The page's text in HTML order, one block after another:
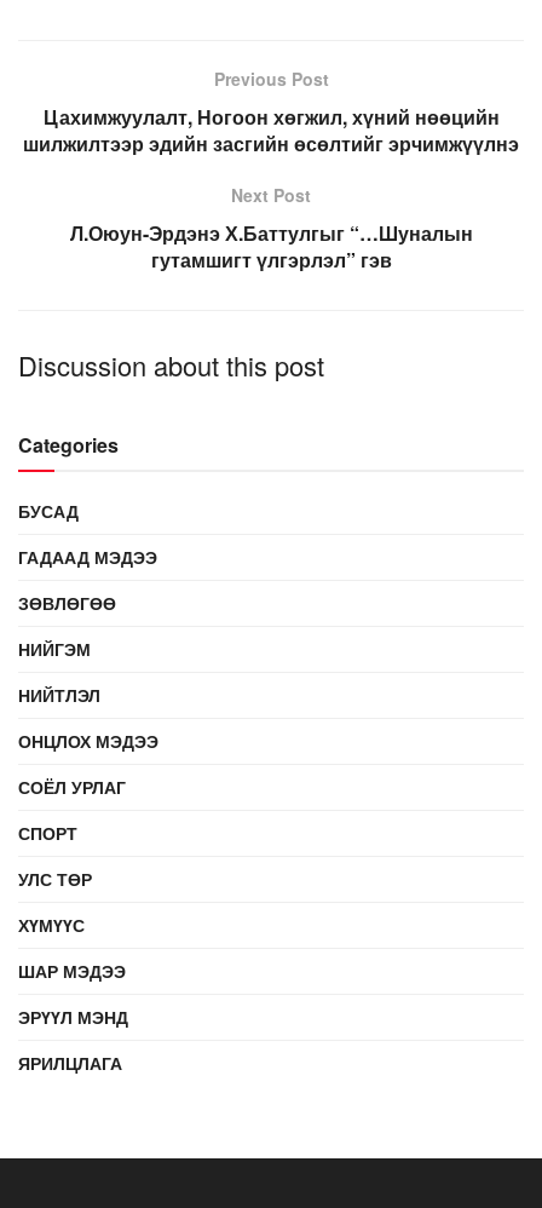
Previous Post
Цахимжуулалт, Ногоон хөгжил, хүний нөөцийн
шилжилтээр эдийн засгийн өсөлтийг эрчимжүүлнэ
Next Post
Л.Оюун-Эрдэнэ Х.Баттулгыг “…Шуналын
гутамшигт үлгэрлэл” гэв
Discussion about this post
Categories
БУСАД
ГАДААД МЭДЭЭ
ЗӨВЛӨГӨӨ
НИЙГЭМ
НИЙТЛЭЛ
ОНЦЛОХ МЭДЭЭ
СОЁЛ УРЛАГ
СПОРТ
УЛС ТӨР
ХҮМҮҮС
ШАР МЭДЭЭ
ЭРҮҮЛ МЭНД
ЯРИЛЦЛАГА